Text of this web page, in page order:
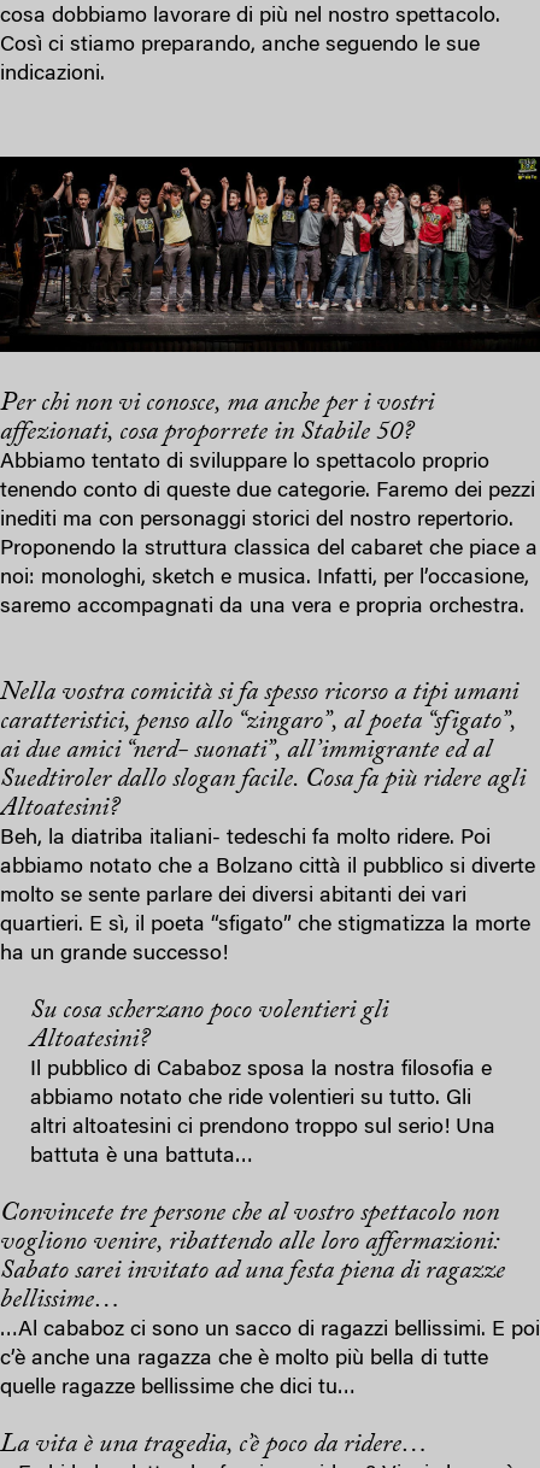
cosa dobbiamo lavorare di più nel nostro spettacolo.
Così ci stiamo preparando, anche seguendo le sue
indicazioni.
Per chi non vi conosce, ma anche per i vostri
affezionati, cosa proporrete in Stabile 50?
Abbiamo tentato di sviluppare lo spettacolo proprio
tenendo conto di queste due categorie. Faremo dei pezzi
inediti ma con personaggi storici del nostro repertorio.
Proponendo la struttura classica del cabaret che piace a
noi: monologhi, sketch e musica. Infatti, per l’occasione,
saremo accompagnati da una vera e propria orchestra.
Nella vostra comicità si fa spesso ricorso a tipi umani
caratteristici, penso allo “zingaro”, al poeta “sfigato”,
ai due amici “nerd- suonati”, all’immigrante ed al
Suedtiroler dallo slogan facile. Cosa fa più ridere agli
Altoatesini?
Beh, la diatriba italiani- tedeschi fa molto ridere. Poi
abbiamo notato che a Bolzano città il pubblico si diverte
molto se sente parlare dei diversi abitanti dei vari
quartieri. E sì, il poeta “sfigato” che stigmatizza la morte
ha un grande successo!
Su cosa scherzano poco volentieri gli
Altoatesini?
Il pubblico di Cababoz sposa la nostra filosofia e
abbiamo notato che ride volentieri su tutto. Gli
altri altoatesini ci prendono troppo sul serio! Una
battuta è una battuta…
Convincete tre persone che al vostro spettacolo non
vogliono venire, ribattendo alle loro affermazioni:
Sabato sarei invitato ad una festa piena di ragazze
bellissime…
…Al cababoz ci sono un sacco di ragazzi bellissimi. E poi
c’è anche una ragazza che è molto più bella di tutte
quelle ragazze bellissime che dici tu…
La vita è una tragedia, c’è poco da ridere…